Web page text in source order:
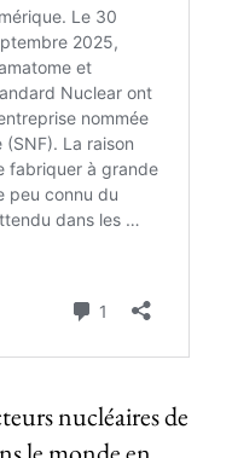
nucléaires de